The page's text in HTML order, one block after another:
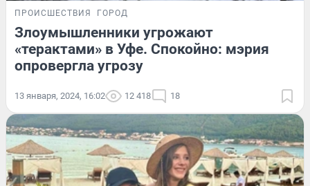
ПРОИСШЕСТВИЯ ГОРОД
Злоумышленники угрожают
«терактами» в Уфе. Спокойно: мэрия
опровергла угрозу
13 января, 2024, 16:02 12 418 18